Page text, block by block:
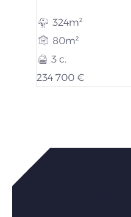
324m²
80m²
3 c.
234 700 €
Vous êtes